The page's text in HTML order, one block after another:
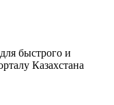
быстрого и
Казахстана